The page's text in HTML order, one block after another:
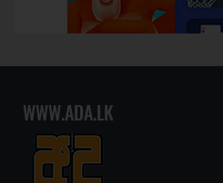
WWW.ADA.LK